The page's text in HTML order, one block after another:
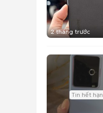
2 tháng trước
Tin hết hạn